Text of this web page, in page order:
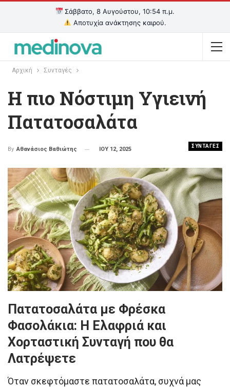
Σάββατο, 8 Αυγούστου, 10:55 π.μ.
Αποτυχία ανάκτησης καιρού.
Αρχική Συνταγές
Η πιο Νόστιμη Υγιεινή
Πατατοσαλάτα
ΣΥΝΤΑΓΕΣ
By Αθανάσιος Βαθιώτης ΙΟΥ 12, 2025
Πατατοσαλάτα με Φρέσκα
Φασολάκια: Η Ελαφριά και
Χορταστική Συνταγή που θα
Λατρέψετε
Όταν σκεφτόμαστε πατατοσαλάτα, συχνά μας